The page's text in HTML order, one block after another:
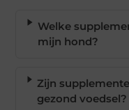
Welke
mijn hond?
Zijn
gezond voedsel?